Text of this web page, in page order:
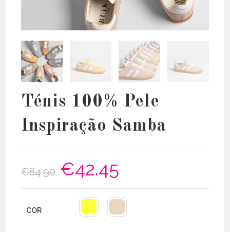
Ténis 100% Pele
Inspiração Samba
€84.90
O
preço
original
€42.45
COR